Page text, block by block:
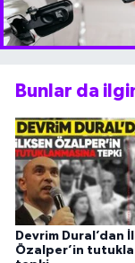
Bunlar da
Devrim Dural’dan
Özalper’in